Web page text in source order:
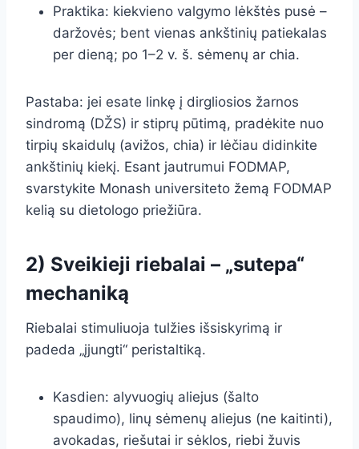
Praktika: kiekvieno valgymo lėkštės pusė –
daržovės; bent vienas ankštinių patiekalas
per dieną; po 1–2 v. š. sėmenų ar chia.
Pastaba: jei esate linkę į dirgliosios žarnos
sindromą (DŽS) ir stiprų pūtimą, pradėkite nuo
tirpių skaidulų (avižos, chia) ir lėčiau didinkite
ankštinių kiekį. Esant jautrumui FODMAP,
svarstykite Monash universiteto žemą FODMAP
kelią su dietologo priežiūra.
2) Sveikieji riebalai – „sutepa“
mechaniką
Riebalai stimuliuoja tulžies išsiskyrimą ir
padeda „įjungti“ peristaltiką.
Kasdien: alyvuogių aliejus (šalto
spaudimo), linų sėmenų aliejus (ne kaitinti),
avokadas, riešutai ir sėklos, riebi žuvis